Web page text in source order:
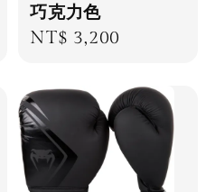
巧克力色
Regular
NT$ 3,200